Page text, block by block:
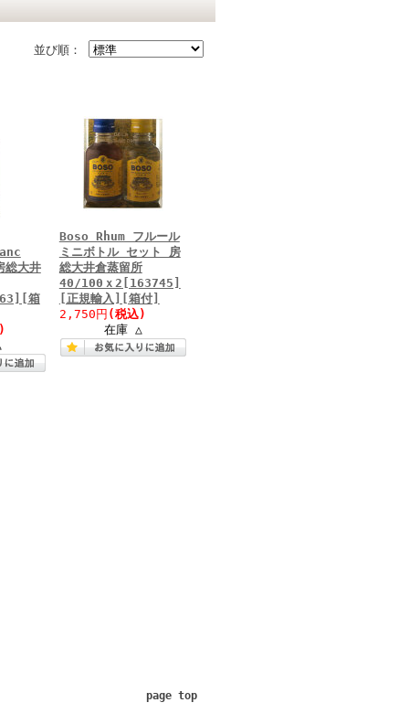
並び順：
大井
箱
Boso Rhum フルール
ミニボトル セット 房
総大井倉蒸留所
40/100ｘ2[163745]
[正規輸入][箱付]
2,750円 (税込)
在庫 △
page top